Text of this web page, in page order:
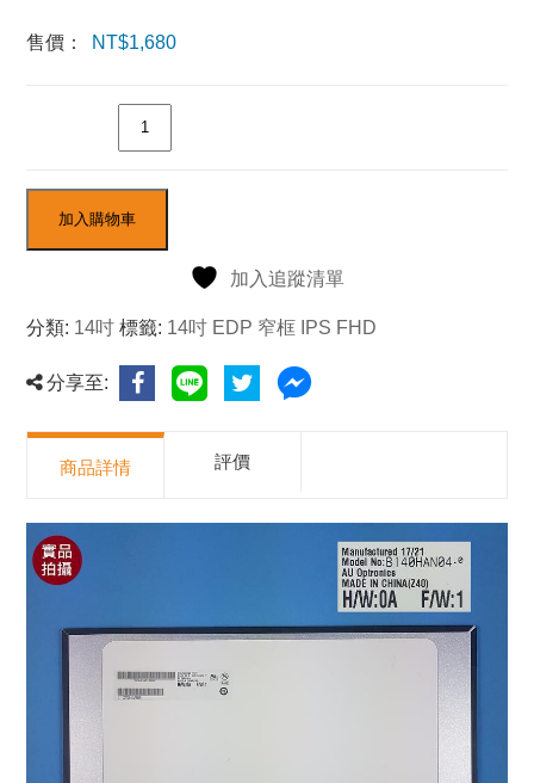
售價： NT$1,680
加入購物車
加入追蹤清單
分類: 14吋 標籤: 14吋 EDP 窄框 IPS FHD
分享至:
商品詳情 評價